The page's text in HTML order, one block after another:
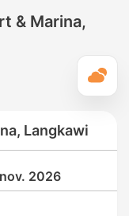
& Marina,
Langkawi
2026